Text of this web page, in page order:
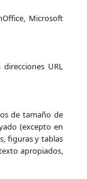
Microsoft
URL
de tamaño de
(excepto en
figuras y tablas
apropiados,